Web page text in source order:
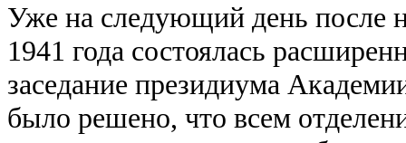
Уже на следующий день после
1941 года состоялась
заседание президиума
было решено, что всем